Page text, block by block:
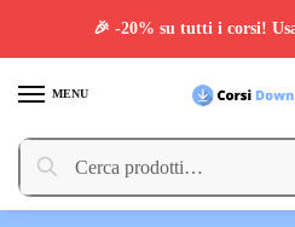
MENU
Cerca:
Cerca
🎉 -20% su tutti i corsi!